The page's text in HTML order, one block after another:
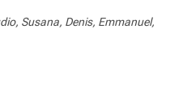
Susana, Denis, Emmanuel,